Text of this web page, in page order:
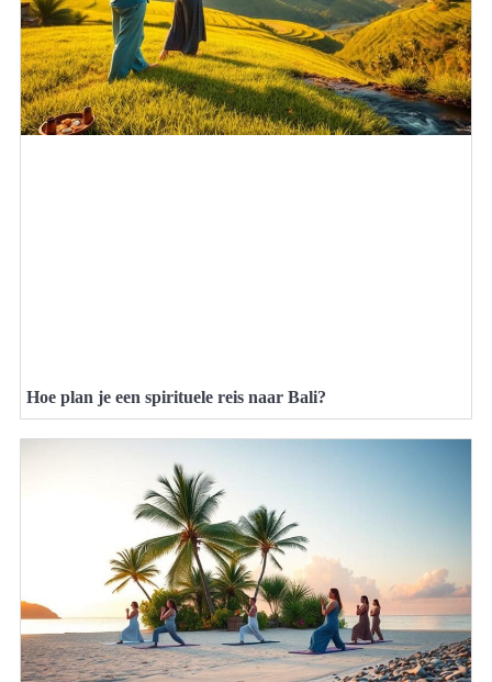
Hoe plan je een spirituele reis naar Bali?